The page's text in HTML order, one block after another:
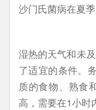
沙门氏菌病在夏
湿热的天气和未
了适宜的条件。
质的食物、熟食
高，需要在1小时